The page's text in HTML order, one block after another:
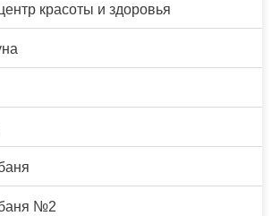
красоты и здоровья
баня №2